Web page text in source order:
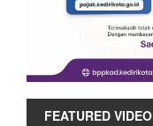
FEATURED VIDEO